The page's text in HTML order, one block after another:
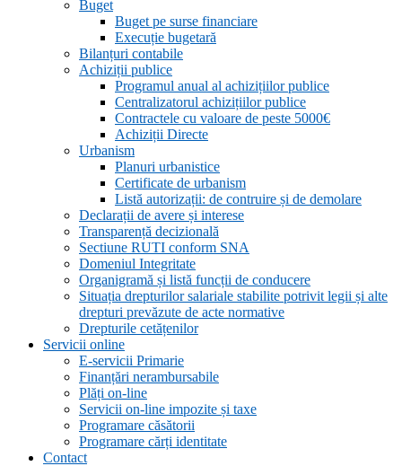
Buget
Buget pe surse financiare
Execuție bugetară
Bilanțuri contabile
Achiziții publice
Programul anual al achizițiilor publice
Centralizatorul achizițiilor publice
Contractele cu valoare de peste 5000€
Achiziții Directe
Urbanism
Planuri urbanistice
Certificate de urbanism
Listă autorizații: de contruire și de demolare
Declarații de avere și interese
Transparență decizională
Sectiune RUTI conform SNA
Domeniul Integritate
Organigramă și listă funcții de conducere
Situația drepturilor salariale stabilite potrivit legii și alte
drepturi prevăzute de acte normative
Drepturile cetățenilor
Servicii online
E-servicii Primarie
Finanțări nerambursabile
Plăți on-line
Servicii on-line impozite și taxe
Programare căsătorii
Programare cărți identitate
Contact